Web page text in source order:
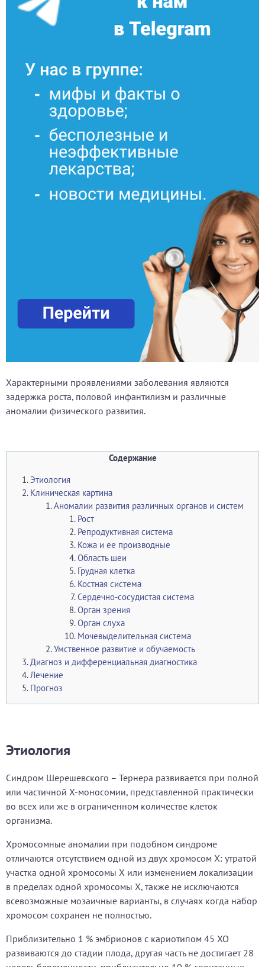
Характерными проявлениями заболевания являются
задержка роста, половой инфантилизм и различные
аномалии физического развития.
Содержание
Этиология
Клиническая картина
Аномалии развития различных органов и систем
Рост
Репродуктивная система
Кожа и ее производные
Область шеи
Грудная клетка
Костная система
Сердечно-сосудистая система
Орган зрения
Орган слуха
Мочевыделительная система
Умственное развитие и обучаемость
Диагноз и дифференциальная диагностика
Лечение
Прогноз
Этиология
Синдром Шерешевского – Тернера развивается при полной
или частичной X-моносомии, представленной практически
во всех или же в ограниченном количестве клеток
организма.
Хромосомные аномалии при подобном синдроме
отличаются отсутствием одной из двух хромосом X: утратой
участка одной хромосомы X или изменением локализации
в пределах одной хромосомы X, также не исключаются
всевозможные мозаичные варианты, в случаях когда набор
хромосом сохранен не полностью.
Приблизительно 1 % эмбрионов с кариотипом 45 XO
развиваются до стадии плода, другая часть не достигает 28